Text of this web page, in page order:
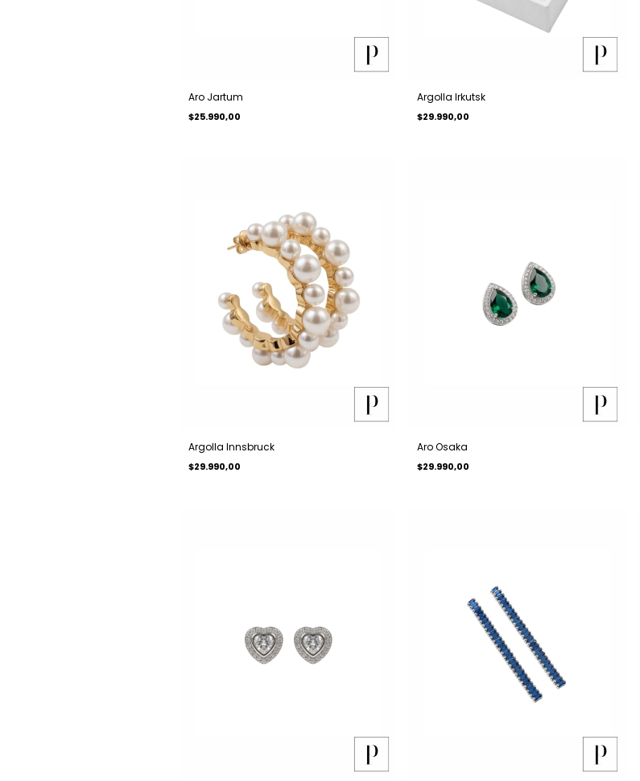
Aro Jartum
$25.990,00
Argolla Irkutsk
$29.990,00
Argolla Innsbruck
$29.990,00
Aro Osaka
$29.990,00